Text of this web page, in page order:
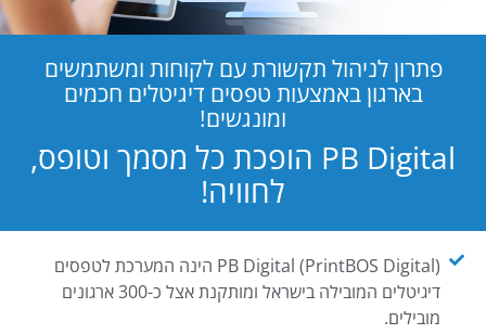
פתרון לניהול תקשורת עם לקוחות ומשתמשים
בארגון באמצעות טפסים דיגיטלים חכמים
ומונגשים!
PB Digital הופכת כל מסמך וטופס,
לחוויה!
PB Digital (PrintBOS Digital) הינה המערכת לטפסים
דיגיטלים המובילה בישראל ומותקנת אצל כ-300 ארגונים
מובילים.